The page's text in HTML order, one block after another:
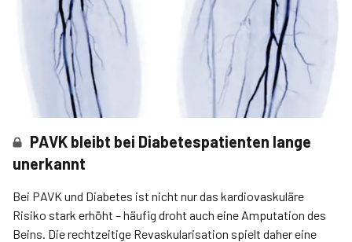
PAVK bleibt bei Diabetespatienten lange
unerkannt
Bei PAVK und Diabetes ist nicht nur das kardiovaskuläre
Risiko stark erhöht – häufig droht auch eine Amputation des
Beins. Die rechtzeitige Revaskularisation spielt daher eine